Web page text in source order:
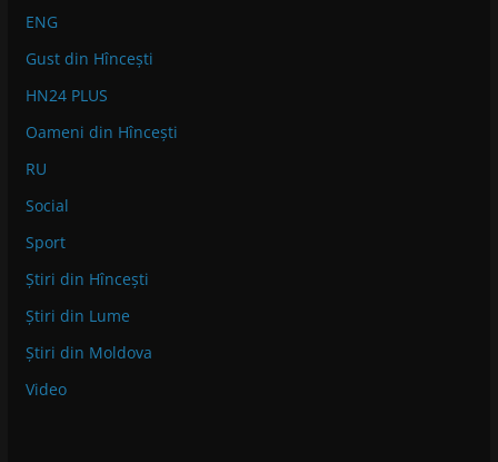
ENG
Gust din Hîncești
HN24 PLUS
Oameni din Hîncești
RU
Social
Sport
Știri din Hîncești
Știri din Lume
Știri din Moldova
Video